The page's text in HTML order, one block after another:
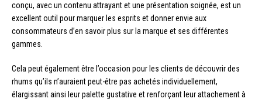
conçu, avec un contenu attrayant et une présentation soignée, est un
excellent outil pour marquer les esprits et donner envie aux
consommateurs d’en savoir plus sur la marque et ses différentes
gammes.
Cela peut également être l’occasion pour les clients de découvrir des
rhums qu’ils n’auraient peut-être pas achetés individuellement,
élargissant ainsi leur palette gustative et renforçant leur attachement à